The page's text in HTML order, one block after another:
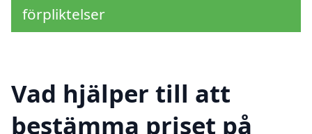
förpliktelser
Vad hjälper till att
bestämma priset på